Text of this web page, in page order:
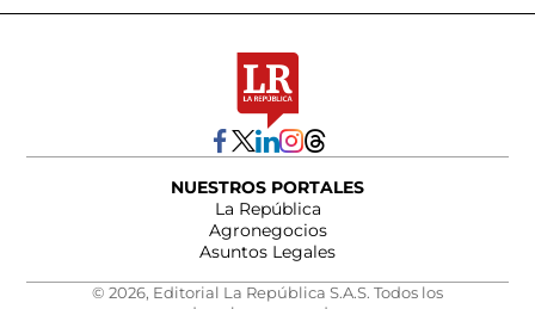
NUESTROS PORTALES
La República
Agronegocios
Asuntos Legales
© 2026, Editorial La República S.A.S. Todos los